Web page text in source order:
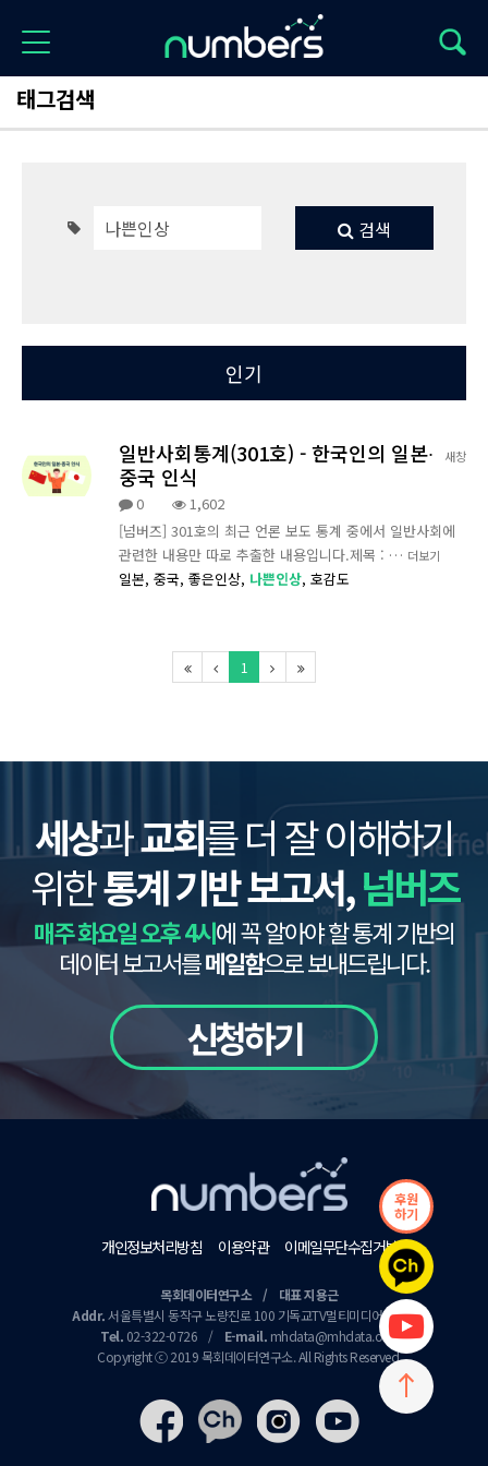
태그검색
후원
하기
검색
Total 1
최신
인기
새창
일반사회통계(301호) - 한국인의 일본∙
중국 인식
0
1,602
[넘버즈] 301호의 최근 언론 보도 통계 중에서 일반사회에
관련한 내용만 따로 추출한 내용입니다.제목 : … 더보기
일본, 중국, 좋은인상, 나쁜인상, 호감도
1
세상과교회를 더 잘 이해하기
위한통계 기반 보고서,넘버즈
매주 화요일 오후 4시에 꼭 알아야 할 통계 기반의
데이터 보고서를메일함으로 보내드립니다.
신청하기
개인정보처리방침 이용약관 이메일무단수집거부
목회데이터연구소 / 대표 지용근
Addr.서울특별시 동작구 노량진로 100 기독교TV멀티미디어센터 9층
Tel. 02-322-0726 / E-mail. mhdata@mhdata.or.kr
Copyright ⓒ 2019 목회데이터연구소. All Rights Reserved.